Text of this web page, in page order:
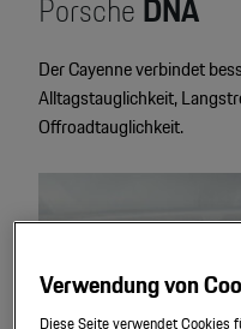
PorscheDNA
Der Cayenne verbindet
Alltagstauglichkeit,
Offroadtauglichkeit.
Verwendung von